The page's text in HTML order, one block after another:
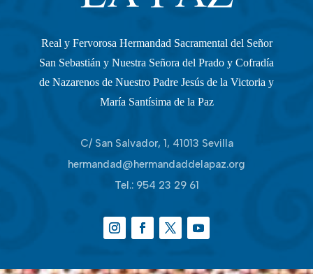
Real y Fervorosa Hermandad Sacramental del Señor
San Sebastián y Nuestra Señora del Prado y Cofradía
de Nazarenos de Nuestro Padre Jesús de la Victoria y
María Santísima de la Paz
C/ San Salvador, 1, 41013 Sevilla
hermandad@hermandaddelapaz.org
Tel.: 954 23 29 61